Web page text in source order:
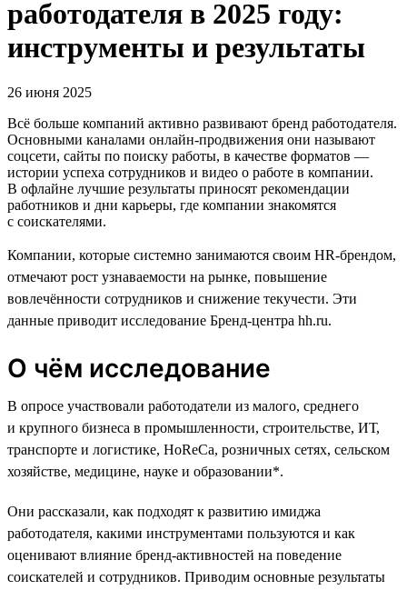
работодателя в 2025 году:
инструменты и результаты
26 июня 2025
Всё больше компаний активно развивают бренд работодателя.
Основными каналами онлайн-продвижения они называют
соцсети, сайты по поиску работы, в качестве форматов —
истории успеха сотрудников и видео о работе в компании.
В офлайне лучшие результаты приносят рекомендации
работников и дни карьеры, где компании знакомятся
с соискателями.
Компании, которые системно занимаются своим HR-брендом,
отмечают рост узнаваемости на рынке, повышение
вовлечённости сотрудников и снижение текучести. Эти
данные приводит исследование Бренд-центра hh.ru.
О чём исследование
В опросе участвовали работодатели из малого, среднего
и крупного бизнеса в промышленности, строительстве, ИТ,
транспорте и логистике, HoReCa, розничных сетях, сельском
хозяйстве, медицине, науке и образовании*.
Они рассказали, как подходят к развитию имиджа
работодателя, какими инструментами пользуются и как
оценивают влияние бренд-активностей на поведение
соискателей и сотрудников. Приводим основные результаты